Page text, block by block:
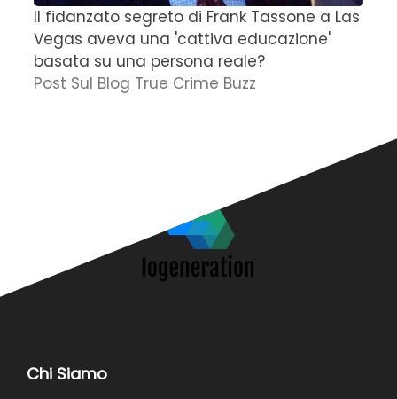
Il fidanzato segreto di Frank Tassone a Las
Vegas aveva una 'cattiva educazione'
basata su una persona reale?
Post Sul Blog True Crime Buzz
Chi Siamo